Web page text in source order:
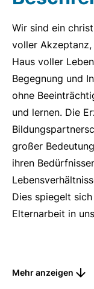
Wir sind ein
voller
Haus voller
Begegnung und
ohne
und lernen. Die
großer
ihren
Dies spiegelt
Elternarbeit in
Wir betreuen in
Mehr anzeigen